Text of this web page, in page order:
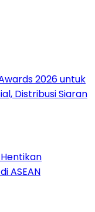
2026 untuk
Distribusi Siaran
ASEAN